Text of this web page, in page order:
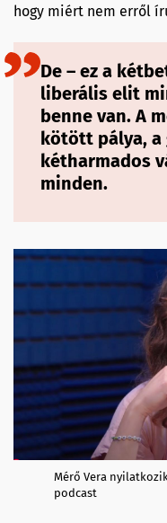
hogy miért nem erről
De – ez a
liberális elit
benne van. A
kötött pálya, a
kétharmados
minden.
Mérő Vera
podcast